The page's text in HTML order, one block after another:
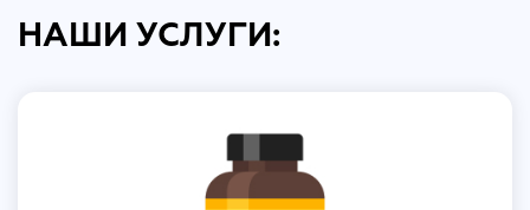
НАШИ УСЛУГИ: